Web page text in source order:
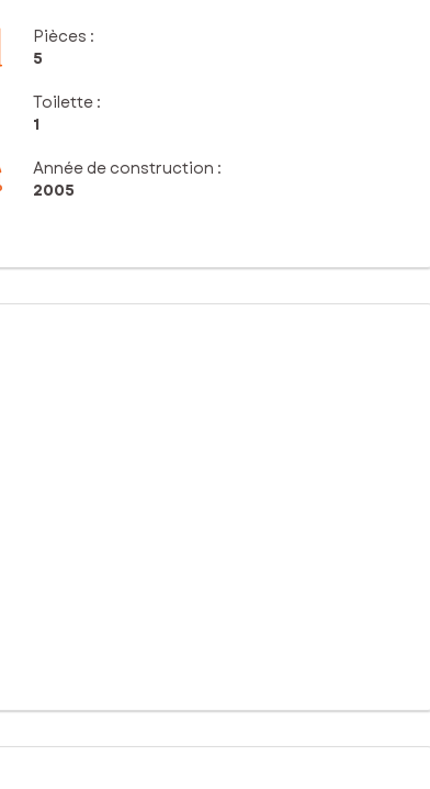
Pièces :
5
Toilette :
1
Année de construction :
2005